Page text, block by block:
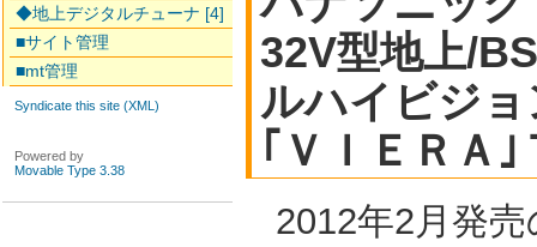
32V型地上/
ルハイビジ
｢ＶＩＥＲＡ
2012年2月発
◆地上デジタルチューナ [4]
■サイト管理
■mt管理
Syndicate this site (XML)
Powered by
Movable Type 3.38